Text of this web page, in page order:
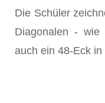
Die Schüler
Diagonalen - wie
auch ein 48-Eck